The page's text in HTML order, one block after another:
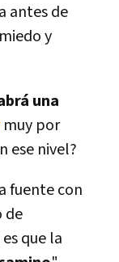
antes de
y
una
muy por
ese nivel?
fuente con
de
que la